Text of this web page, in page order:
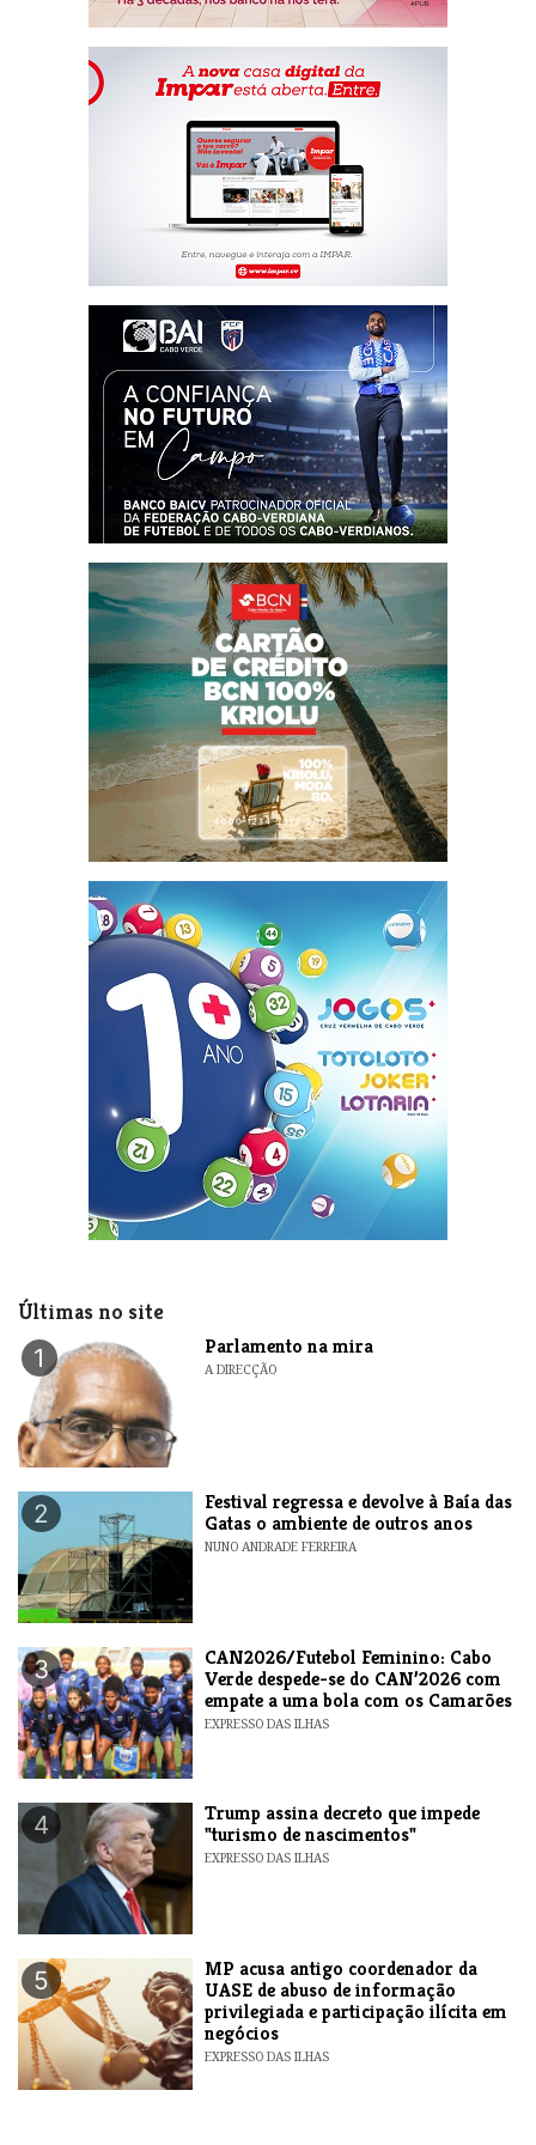
Últimas no site
1 Parlamento na mira
A DIRECÇÃO
2
Festival regressa e devolve à Baía das
Gatas o ambiente de outros anos
NUNO ANDRADE FERREIRA
3
CAN2026/Futebol Feminino: Cabo
Verde despede-se do CAN’2026 com
empate a uma bola com os Camarões
EXPRESSO DAS ILHAS
4
Trump assina decreto que impede
"turismo de nascimentos"
EXPRESSO DAS ILHAS
5
MP acusa antigo coordenador da
UASE de abuso de informação
privilegiada e participação ilícita em
negócios
EXPRESSO DAS ILHAS